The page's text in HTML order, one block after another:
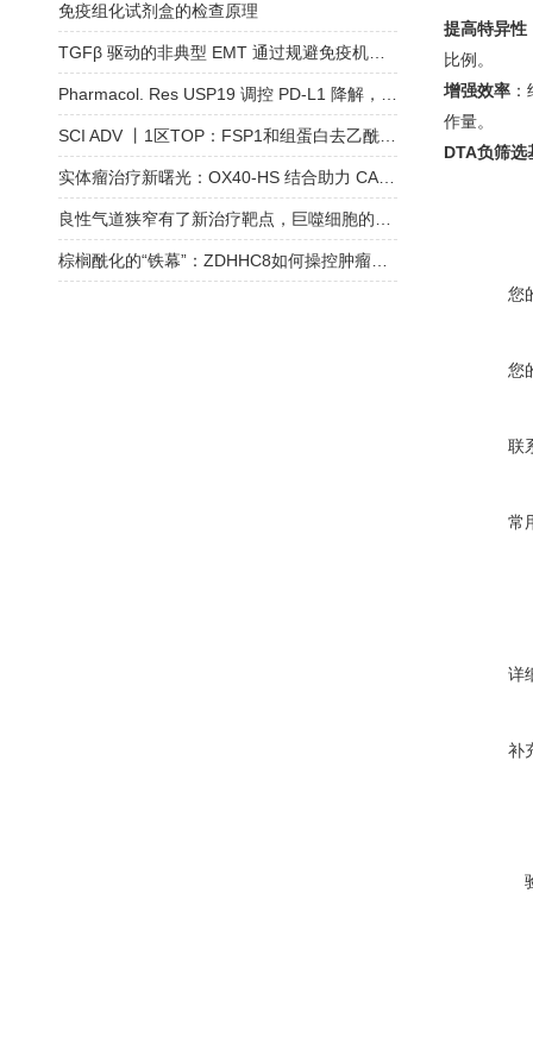
提高特异性
比例。
增强效率：
作量。
DTA负筛选
您
您
联
常
详
补
免疫组化试剂盒的检查原理